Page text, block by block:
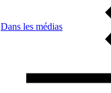
Dans les médias